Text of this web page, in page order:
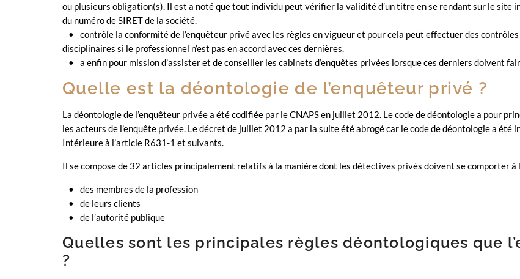
ou plusieurs obligation(s). Il est a noté que tout individu peut vérifier la validité d’un titre en se rendant sur le site
du numéro de SIRET de la société.
contrôle la conformité de l’enquêteur privé avec les règles en vigueur et pour cela peut effectuer des
disciplinaires si le professionnel n’est pas en accord avec ces dernières.
a enfin pour mission d’assister et de conseiller les cabinets d’enquêtes privées lorsque ces derniers doivent
Quelle est la déontologie de l’enquêteur privé ?
La déontologie de l’enquêteur privée a été codifiée par le CNAPS en juillet 2012. Le code de déontologie a pour
les acteurs de l’enquête privée. Le décret de juillet 2012 a par la suite été abrogé car le code de déontologie a
Intérieure à l’article R631-1 et suivants.
Il se compose de 32 articles principalement relatifs à la manière dont les détectives privés doivent se comporter à
des membres de la profession
de leurs clients
de l’autorité publique
Quelles sont les principales règles déontologiques que
?